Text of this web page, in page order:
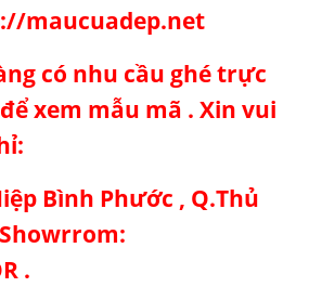
maucuadep.net
có nhu cầu ghé trực
xem mẫu mã . Xin vui
Bình Phước , Q.Thủ
.